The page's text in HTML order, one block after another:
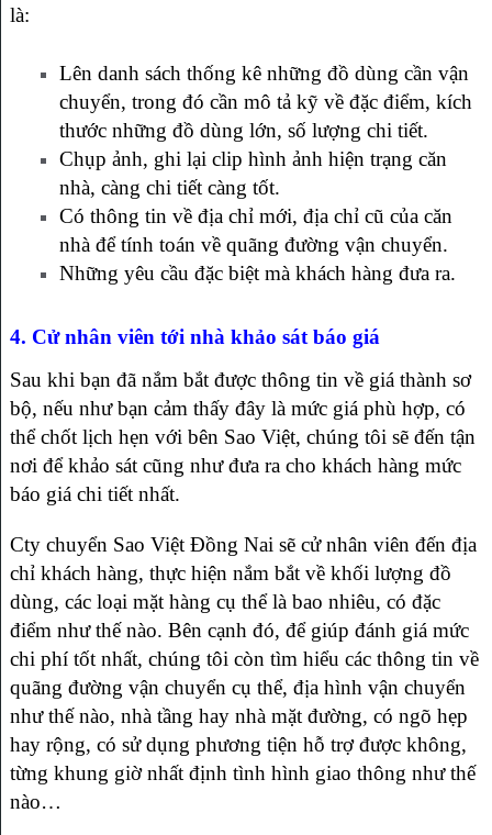
là:
Lên danh sách thống kê những đồ dùng cần vận
chuyển, trong đó cần mô tả kỹ về đặc điểm, kích
thước những đồ dùng lớn, số lượng chi tiết.
Chụp ảnh, ghi lại clip hình ảnh hiện trạng căn
nhà, càng chi tiết càng tốt.
Có thông tin về địa chỉ mới, địa chỉ cũ của căn
nhà để tính toán về quãng đường vận chuyển.
Những yêu cầu đặc biệt mà khách hàng đưa ra.
4. Cử nhân viên tới nhà khảo sát báo giá
Sau khi bạn đã nắm bắt được thông tin về giá thành sơ
bộ, nếu như bạn cảm thấy đây là mức giá phù hợp, có
thể chốt lịch hẹn với bên Sao Việt, chúng tôi sẽ đến tận
nơi để khảo sát cũng như đưa ra cho khách hàng mức
báo giá chi tiết nhất.
Cty chuyển Sao Việt Đồng Nai sẽ cử nhân viên đến địa
chỉ khách hàng, thực hiện nắm bắt về khối lượng đồ
dùng, các loại mặt hàng cụ thể là bao nhiêu, có đặc
điểm như thế nào. Bên cạnh đó, để giúp đánh giá mức
chi phí tốt nhất, chúng tôi còn tìm hiểu các thông tin về
quãng đường vận chuyển cụ thể, địa hình vận chuyển
như thế nào, nhà tầng hay nhà mặt đường, có ngõ hẹp
hay rộng, có sử dụng phương tiện hỗ trợ được không,
từng khung giờ nhất định tình hình giao thông như thế
nào…